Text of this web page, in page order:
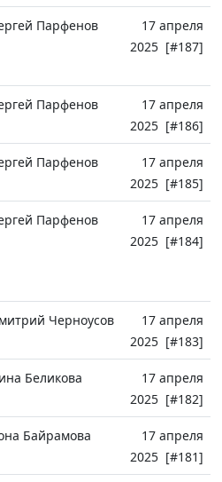
Парфенов
17 апреля
2025 [#187]
Парфенов
17 апреля
2025 [#186]
Парфенов
17 апреля
2025 [#185]
Парфенов
17 апреля
2025 [#184]
Черноусов
17 апреля
2025 [#183]
Беликова
17 апреля
2025 [#182]
Байрамова
17 апреля
2025 [#181]